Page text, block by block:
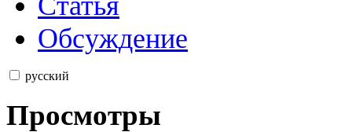
Обсуждение
русский
Просмотры